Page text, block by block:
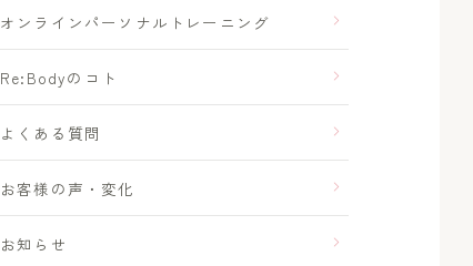
オンラインパーソナルトレーニング
Re:Bodyのコト
よくある質問
お客様の声・変化
お知らせ